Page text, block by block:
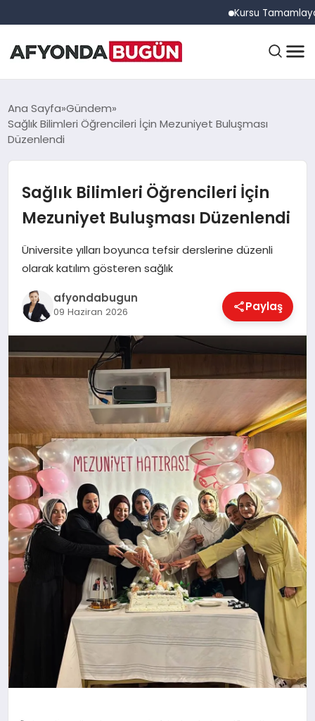
Kursu Tamamlayan
ANASAYFA
GÜNDEM
EĞITIM
DÜNYA
EKONOMI
SAĞLIK
SIYASET
SPOR
YAŞAM
Ana Sayfa Gündem
Sağlık Bilimleri Öğrencileri İçin Mezuniyet Buluşması
Düzenlendi
Sağlık Bilimleri Öğrencileri İçin
Mezuniyet Buluşması Düzenlendi
Üniversite yılları boyunca tefsir derslerine düzenli
olarak katılım gösteren sağlık
afyondabugun
09 Haziran 2026 Paylaş